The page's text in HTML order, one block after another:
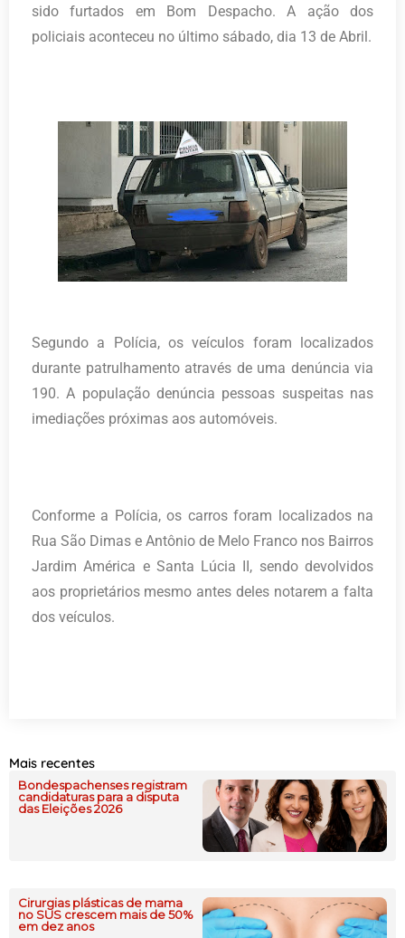
sido furtados em Bom Despacho. A ação dos
policiais aconteceu no último sábado, dia 13 de Abril.
Segundo a Polícia, os veículos foram localizados
durante patrulhamento através de uma denúncia via
190. A população denúncia pessoas suspeitas nas
imediações próximas aos automóveis.
Conforme a Polícia, os carros foram localizados na
Rua São Dimas e Antônio de Melo Franco nos Bairros
Jardim América e Santa Lúcia II, sendo devolvidos
aos proprietários mesmo antes deles notarem a falta
dos veículos.
Mais recentes
Bondespachenses registram
candidaturas para a disputa
das Eleições 2026
Cirurgias plásticas de mama
no SUS crescem mais de 50%
em dez anos